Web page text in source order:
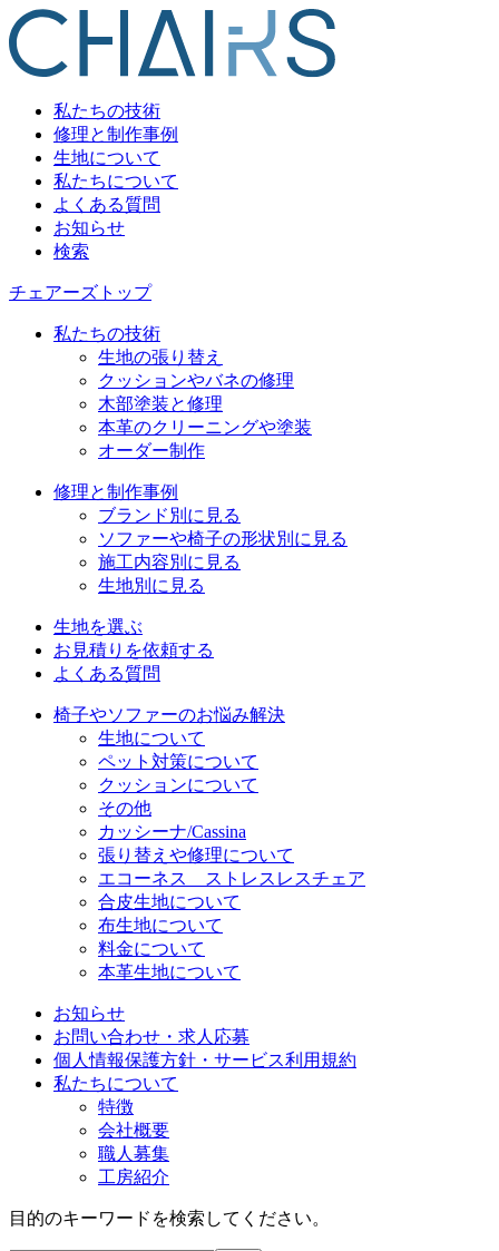
私たちの技術
修理と制作事例
生地について
私たちについて
よくある質問
お知らせ
検索
チェアーズトップ
私たちの技術
生地の張り替え
クッションやバネの修理
木部塗装と修理
本革のクリーニングや塗装
オーダー制作
修理と制作事例
ブランド別に見る
ソファーや椅子の形状別に見る
施工内容別に見る
生地別に見る
生地を選ぶ
お見積りを依頼する
よくある質問
椅子やソファーのお悩み解決
生地について
ペット対策について
クッションについて
その他
カッシーナ/Cassina
張り替えや修理について
エコーネス ストレスレスチェア
合皮生地について
布生地について
料金について
本革生地について
お知らせ
お問い合わせ・求人応募
個人情報保護方針・サービス利用規約
私たちについて
特徴
会社概要
職人募集
工房紹介
目的のキーワードを検索してください。